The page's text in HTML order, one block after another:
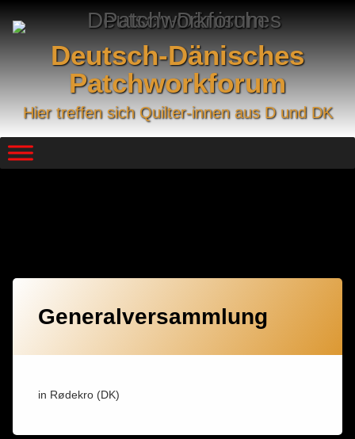
Deutsch-Dänisches
Patchworkforum
Hier treffen sich Quilter-innen aus D und DK
Generalversammlung
in Rødekro (DK)